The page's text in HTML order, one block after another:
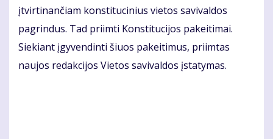
įtvirtinančiam konstitucinius vietos savivaldos
pagrindus. Tad priimti Konstitucijos pakeitimai.
Siekiant įgyvendinti šiuos pakeitimus, priimtas
naujos redakcijos Vietos savivaldos įstatymas.